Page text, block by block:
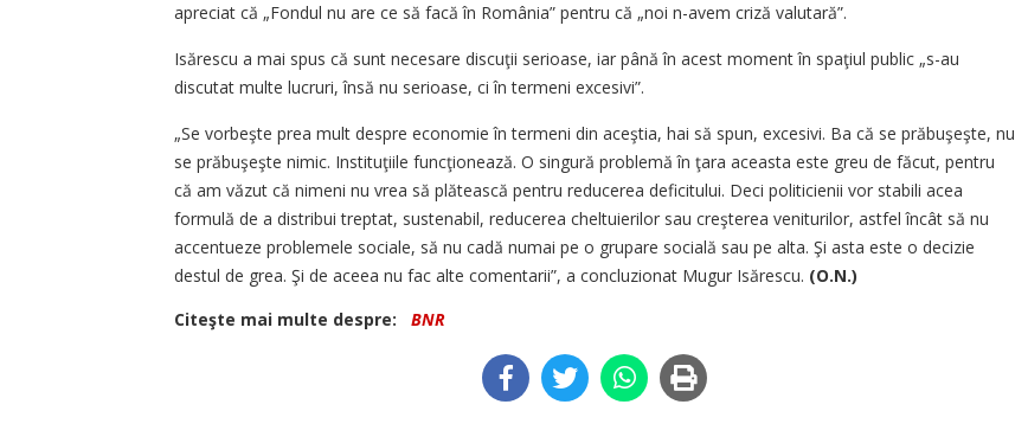
apreciat că „Fondul nu are ce să facă în România” pentru că „noi n-avem criză valutară”.
Isărescu a mai spus că sunt necesare discuţii serioase, iar până în acest moment în spaţiul public „s-au
discutat multe lucruri, însă nu serioase, ci în termeni excesivi”.
„Se vorbeşte prea mult despre economie în termeni din aceştia, hai să spun, excesivi. Ba că se prăbuşeşte, nu
se prăbuşeşte nimic. Instituţiile funcţionează. O singură problemă în ţara aceasta este greu de făcut, pentru
că am văzut că nimeni nu vrea să plătească pentru reducerea deficitului. Deci politicienii vor stabili acea
formulă de a distribui treptat, sustenabil, reducerea cheltuierilor sau creşterea veniturilor, astfel încât să nu
accentueze problemele sociale, să nu cadă numai pe o grupare socială sau pe alta. Şi asta este o decizie
destul de grea. Şi de aceea nu fac alte comentarii”, a concluzionat Mugur Isărescu. (O.N.)
Citeşte mai multe despre:
BNR